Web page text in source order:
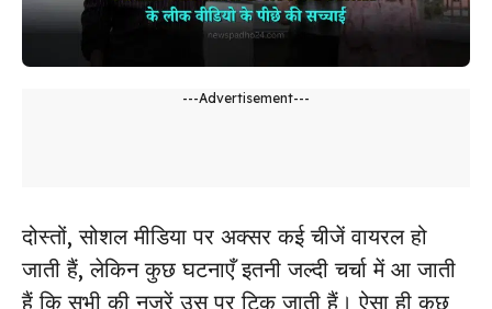
---Advertisement---
दोस्तों, सोशल मीडिया पर अक्सर कई चीजें वायरल हो
जाती हैं, लेकिन कुछ घटनाएँ इतनी जल्दी चर्चा में आ जाती
हैं कि सभी की नजरें उस पर टिक जाती हैं। ऐसा ही कुछ